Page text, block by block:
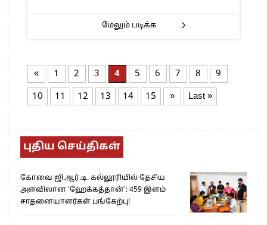
மேலும் படிக்க
« 1 2 3 4 5 6 7 8
9
10
11 12 13 14 15 » Last »
புதிய செய்திகள்
கோவை ஜி.ஆர்.டி. கல்லூரியில் தேசிய
அளவிலான ‘ஹேக்கத்தான்’: 459 இளம்
சாதனையாளர்கள் பங்கேற்பு!